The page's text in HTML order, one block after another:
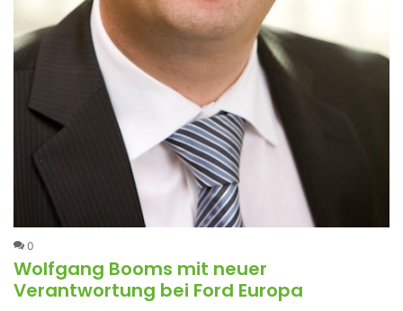
0
Wolfgang Booms mit neuer
Verantwortung bei Ford Europa